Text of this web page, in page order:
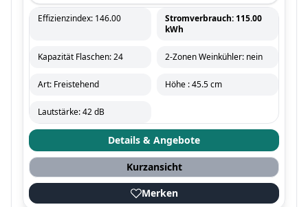
Effizienzindex: 146.00
Stromverbrauch: 115.00
kWh
Kapazität Flaschen: 24 2-Zonen Weinkühler: nein
Art: Freistehend Höhe : 45.5 cm
Lautstärke: 42 dB
Details & Angebote
Kurzansicht
Merken